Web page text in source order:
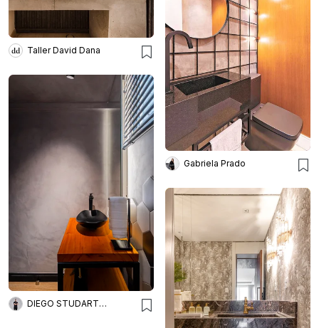
Taller David Dana
Gabriela Prado
DIEGO STUDART ARQUITETURA